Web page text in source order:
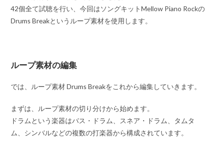
42個全て試聴を行い、今回はソングキットMellow Piano Rockの
Drums Breakというループ素材を使用します。
ループ素材の編集
では、ループ素材 Drums Breakをこれから編集していきます。
まずは、ループ素材の切り分けから始めます。
ドラムという楽器はバス・ドラム、スネア・ドラム、タムタ
ム、シンバルなどの複数の打楽器から構成されています。